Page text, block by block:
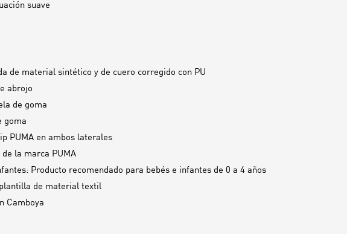
suave
de material sintético y de cuero corregido con PU
abrojo
de goma
goma
PUMA en ambos laterales
de la marca PUMA
Producto recomendado para bebés e infantes de 0 a 4 años
de material textil
Camboya